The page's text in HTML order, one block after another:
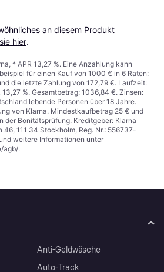
an diesem Produkt
hier.
* APR 13,27 %. Eine Anzahlung kann
für einen Kauf von 1000 € in 6 Raten:
die letzte Zahlung von 172,79 €. Laufzeit:
%. Gesamtbetrag: 1036,84 €. Zinsen:
lebende Personen über 18 Jahre.
von Klarna. Mindestkaufbetrag 25 € und
der Bonitätsprüfung. Kreditgeber: Klarna
46, 111 34 Stockholm, Reg. Nr.: 556737-
weitere Informationen unter
agb/.
Anti-Geldwäsche
Auto-Track